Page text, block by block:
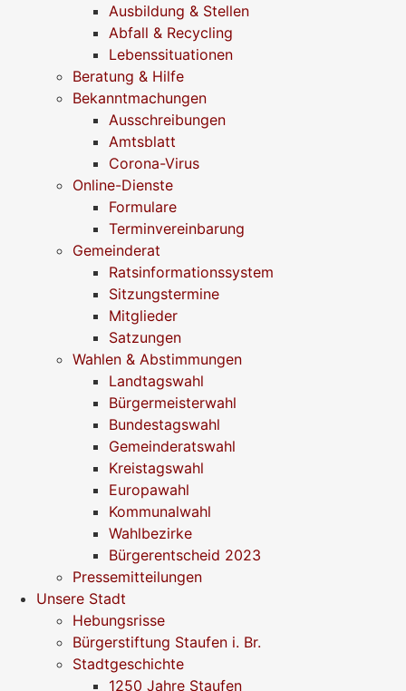
Ausbildung & Stellen
Abfall & Recycling
Lebenssituationen
Beratung & Hilfe
Bekanntmachungen
Ausschreibungen
Amtsblatt
Corona-Virus
Online-Dienste
Formulare
Terminvereinbarung
Gemeinderat
Ratsinformationssystem
Sitzungstermine
Mitglieder
Satzungen
Wahlen & Abstimmungen
Landtagswahl
Bürgermeisterwahl
Bundestagswahl
Gemeinderatswahl
Kreistagswahl
Europawahl
Kommunalwahl
Wahlbezirke
Bürgerentscheid 2023
Pressemitteilungen
Unsere Stadt
Hebungsrisse
Bürgerstiftung Staufen i. Br.
Stadtgeschichte
1250 Jahre Staufen